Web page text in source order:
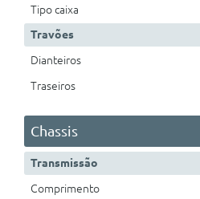
Tipo caixa
Travões
Dianteiros
Traseiros
Chassis
Transmissão
Comprimento